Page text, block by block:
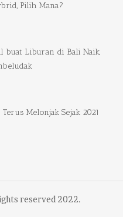
Pilih Mana?
buat Liburan di Bali Naik,
Melonjak Sejak 2021
reserved 2022.